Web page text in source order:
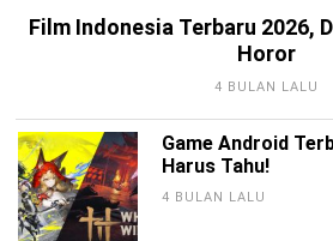
Film Indonesia Terbaru 2026,
Horor
4 BULAN LALU
Game Android
Harus Tahu!
4 BULAN LALU